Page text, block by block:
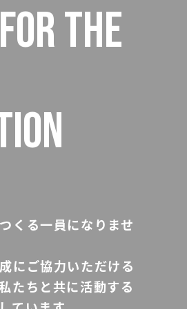
THE
くる一員になりませ
にご協力いただける
たちと共に活動する